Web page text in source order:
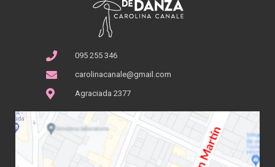
095 255 346
carolinacanale@gmail.com
Agraciada 2377